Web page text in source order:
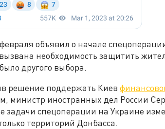
объявил о начале
необходимость защитить
другого выбора.
решение поддержать Киев
министр иностранных дел России
задачи спецоперации на Украине
территорий Донбасса.